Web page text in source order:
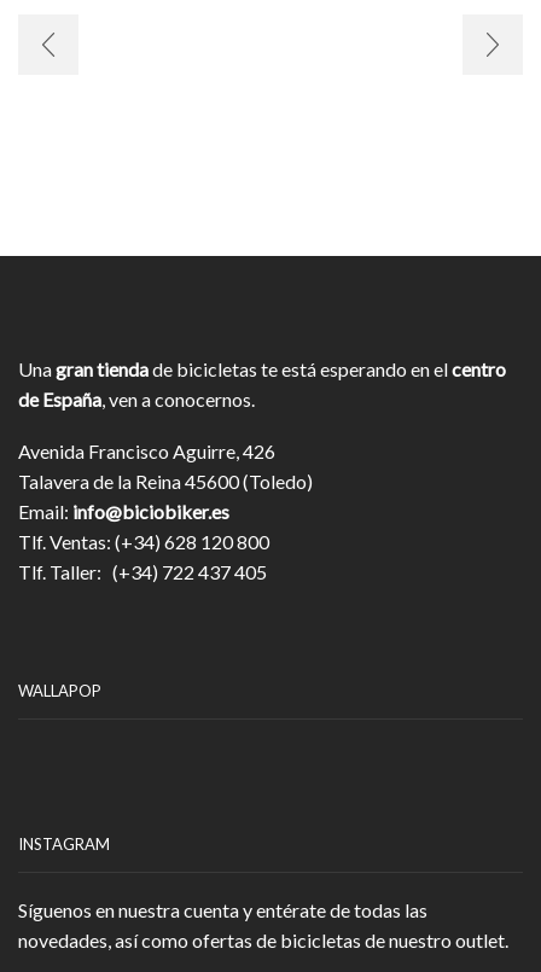
Unagran tiendade bicicletas te está esperando en elcentro
de España, ven a conocernos.
Avenida Francisco Aguirre, 426
Talavera de la Reina 45600 (Toledo)
Email: info@biciobiker.es
Tlf. Ventas: (+34) 628 120 800
Tlf. Taller: (+34) 722 437 405
WALLAPOP
INSTAGRAM
Síguenos en nuestra cuenta y entérate de todas las
novedades, así como ofertas de bicicletas de nuestro outlet.